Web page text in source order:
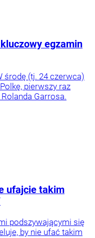
egzamin
środę (tj. 24 czerwca)
pierwszy raz
Garrosa.
ufajcie takim
podszywającymi się
by nie ufać takim